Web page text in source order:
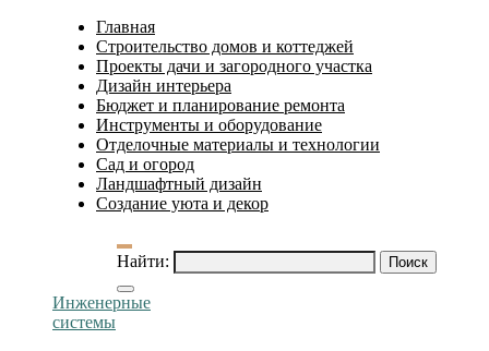
Главная
Строительство домов и коттеджей
Проекты дачи и загородного участка
Дизайн интерьера
Бюджет и планирование ремонта
Инструменты и оборудование
Отделочные материалы и технологии
Сад и огород
Ландшафтный дизайн
Создание уюта и декор
Найти:
Инженерные
системы